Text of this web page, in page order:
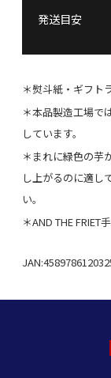
発送目安
＊熨斗紙・ギフト
＊本品製造工場で
しています。
＊まれに緑色の芋
し上がるのに適し
い。
＊AND THE FRIET